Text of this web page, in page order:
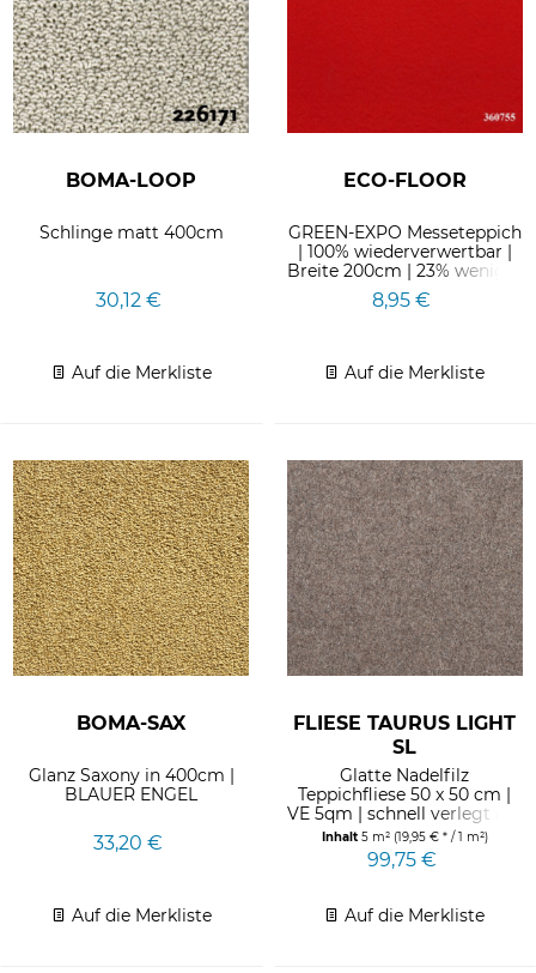
BOMA-LOOP
Schlinge matt 400cm
30,12 €
Auf die Merkliste
ECO-FLOOR
GREEN-EXPO Messeteppich
| 100% wiederverwertbar |
Breite 200cm | 23% weniger
CO2 in der Herstellung
8,95 €
Auf die Merkliste
BOMA-SAX
Glanz Saxony in 400cm |
BLAUER ENGEL
33,20 €
Auf die Merkliste
FLIESE TAURUS LIGHT
SL
Glatte Nadelfilz
Teppichfliese 50 x 50 cm |
VE 5qm | schnell verlegt auf
Messe und Event |...
Inhalt 5 m² (19,95 € * / 1 m²)
99,75 €
Auf die Merkliste